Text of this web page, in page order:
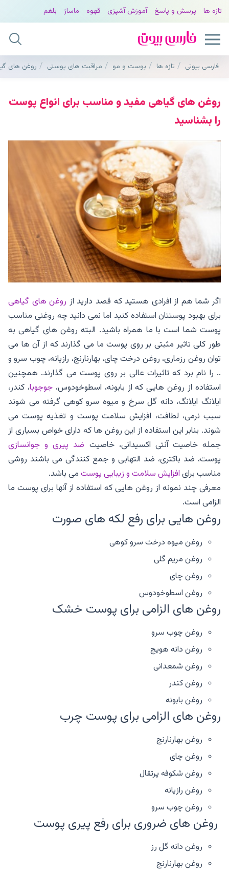
تازه ها پرسش و پاسخ آموزش آشپزی قهوه ماساژ بلغم
فارسی بیوتی تازه ها پوست و مو مراقبت های پوستی روغن های
روغن های گیاهی مفید و مناسب برای انواع پوست
را بشناسید
اگر شما هم از افرادی هستید که قصد دارید از روغن های گیاهی
برای بهبود پوستتان استفاده کنید اما نمی دانید چه روغنی مناسب
پوست شما است با ما همراه باشید. البته روغن های گیاهی به
طور کلی تاثیر مثبتی بر روی پوست ما می گذارند که از آن ها می
توان روغن رزماری، روغن درخت چای، بهارنارنج، رازیانه، چوب سرو و
.. را نام برد که تاثیرات عالی بر روی پوست می گذارند. همچنین
استفاده از روغن هایی که از بابونه، اسطوخودوس،جوجوبا، کندر،
ایلانگ ایلانگ، دانه گل سرخ و میوه سرو کوهی گرفته می شوند
سبب نرمی، لطافت، افزایش سلامت پوست و تغذیه پوست می
شوند. بنابر این استفاده از این روغن ها که دارای خواص بسیاری از
جمله خاصیت آنتی اکسیدانی، خاصیت ضد پیری و جوانسازی
پوست، ضد باکتری، ضد التهابی و جمع کنندگی می باشند روشی
مناسب برایافزایش سلامت و زیبایی پوستمی باشد.
معرفی چند نمونه از روغن هایی که استفاده از آنها برای پوست ما
الزامی است.
روغن هایی برای رفع لکه های صورت
روغن میوه درخت سرو کوهی
روغن مریم گلی
روغن چای
روغن اسطوخودوس
روغن های الزامی برای پوست خشک
روغن چوب سرو
روغن دانه هویج
روغن شمعدانی
روغن کندر
روغن بابونه
روغن های الزامی برای پوست چرب
روغن بهارنارنج
روغن چای
روغن شکوفه پرتقال
روغن رازیانه
روغن چوب سرو
روغن های ضروری برای رفع پیری پوست
روغن دانه گل رز
روغن بهارنارنج